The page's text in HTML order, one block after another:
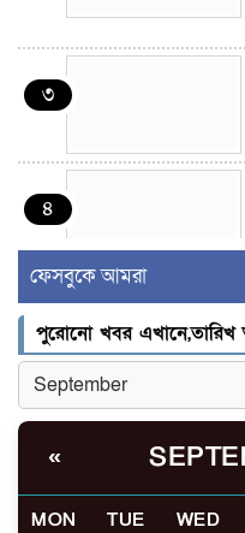
৩
৪
৫
ফেসবুকে আমরা
পুরোনো খবর এখানে,তারিখ
«
MON TUE WED